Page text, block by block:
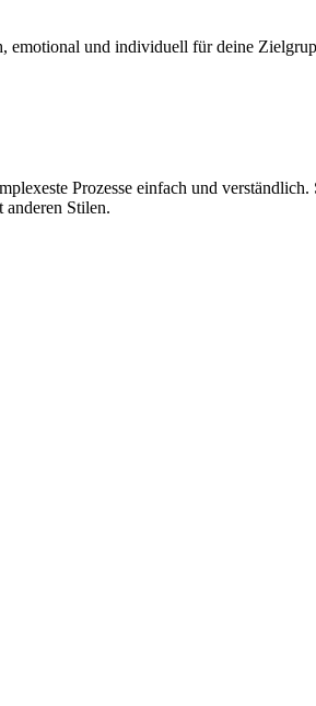
emotional und individuell für deine
Prozesse einfach und
Stilen.